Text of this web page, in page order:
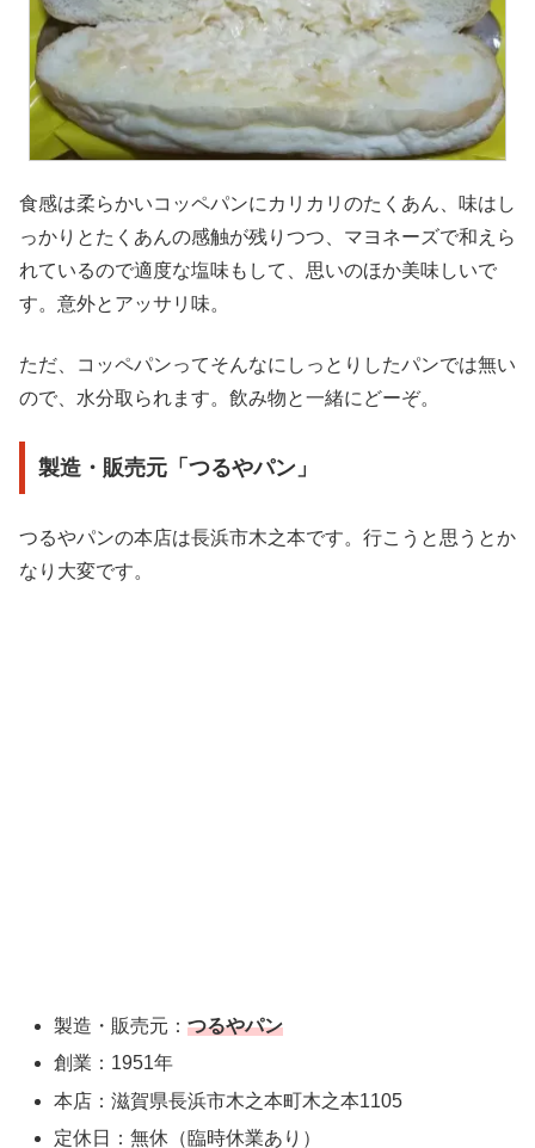
食感は柔らかいコッペパンにカリカリのたくあん、味はし
っかりとたくあんの感触が残りつつ、マヨネーズで和えら
れているので適度な塩味もして、思いのほか美味しいで
す。意外とアッサリ味。
ただ、コッペパンってそんなにしっとりしたパンでは無い
ので、水分取られます。飲み物と一緒にどーぞ。
製造・販売元「つるやパン」
つるやパンの本店は長浜市木之本です。行こうと思うとか
なり大変です。
製造・販売元：つるやパン
創業：1951年
本店：滋賀県長浜市木之本町木之本1105
定休日：無休（臨時休業あり）